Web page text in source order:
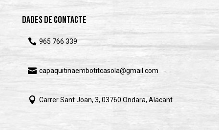
Dades de Contacte
 965 766 339
 capaquitinaembotitcasola@gmail.com
 Carrer Sant Joan, 3, 03760 Ondara, Alacant